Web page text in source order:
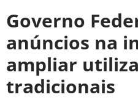
Governo
anúncios na
ampliar
tradicionais